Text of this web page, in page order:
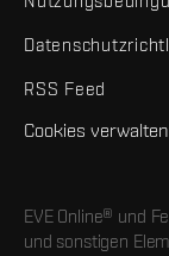
RSS Feed
Cookies verwalten
EVE Online® und
und sonstigen